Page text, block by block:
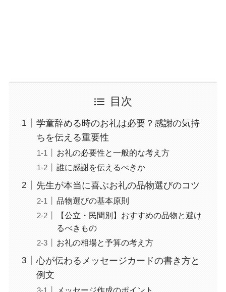
目次
学童辞める時のお礼は必要？感謝の気持
ちを伝える重要性
お礼の必要性と一般的な考え方
誰に感謝を伝えるべきか
先生が本当に喜ぶお礼の品物選びのコツ
品物選びの基本原則
【公立・民間別】おすすめの品物と避け
るべきもの
お礼の相場と予算の考え方
心が伝わるメッセージカードの書き方と
例文
メッセージ作成のポイント